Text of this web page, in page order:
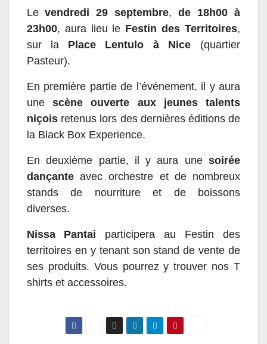
Le vendredi 29 septembre, de 18h00 à
23h00, aura lieu le Festin des Territoires,
sur la Place Lentulo à Nice (quartier
Pasteur).
En première partie de l’événement, il y aura
une scène ouverte aux jeunes talents
niçois retenus lors des dernières éditions de
la Black Box Experience.
En deuxième partie, il y aura une soirée
dançante avec orchestre et de nombreux
stands de nourriture et de boissons
diverses.
Nissa Pantai participera au Festin des
territoires en y tenant son stand de vente de
ses produits. Vous pourrez y trouver nos T
shirts et accessoires.